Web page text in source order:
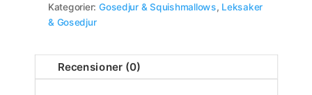
Kategorier: Gosedjur & Squishmallows, Leksaker
& Gosedjur
Recensioner (0)